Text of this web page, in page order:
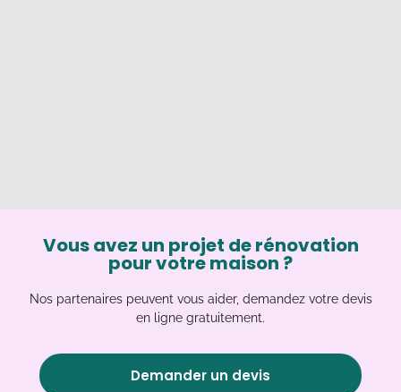
Vous avez un projet de rénovation
pour votre maison ?
Nos partenaires peuvent vous aider, demandez votre devis
en ligne gratuitement.
Demander un devis